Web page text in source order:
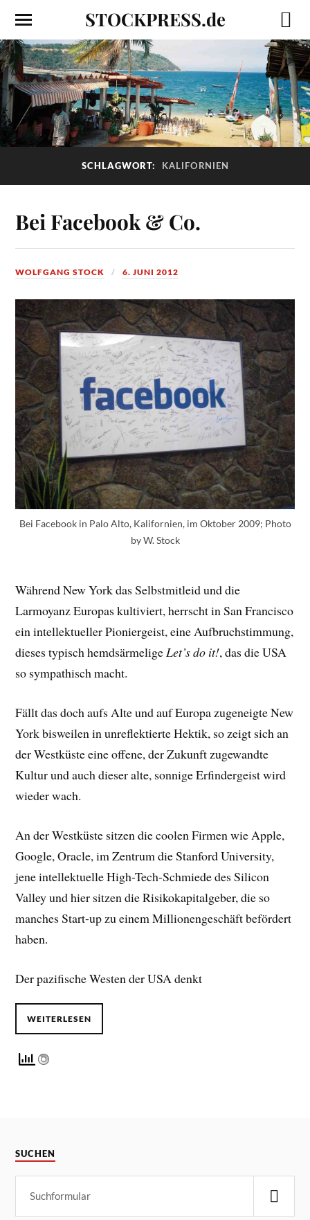
STOCKPRESS.de
SCHLAGWORT: KALIFORNIEN
Bei Facebook & Co.
WOLFGANG STOCK 6. JUNI 2012
Bei Facebook in Palo Alto, Kalifornien, im Oktober 2009; Photo
by W. Stock
Während New York das Selbstmitleid und die
Larmoyanz Europas kultiviert, herrscht in San Francisco
ein intellektueller Pioniergeist, eine Aufbruchstimmung,
dieses typisch hemdsärmeligeLet’s do it!, das die USA
so sympathisch macht.
Fällt das doch aufs Alte und auf Europa zugeneigte New
York bisweilen in unreflektierte Hektik, so zeigt sich an
der Westküste eine offene, der Zukunft zugewandte
Kultur und auch dieser alte, sonnige Erfindergeist wird
wieder wach.
An der Westküste sitzen die coolen Firmen wie Apple,
Google, Oracle, im Zentrum die Stanford University,
jene intellektuelle High-Tech-Schmiede des Silicon
Valley und hier sitzen die Risikokapitalgeber, die so
manches Start-up zu einem Millionengeschäft befördert
haben.
Der pazifische Westen der USA denkt
WEITERLESEN
SUCHEN